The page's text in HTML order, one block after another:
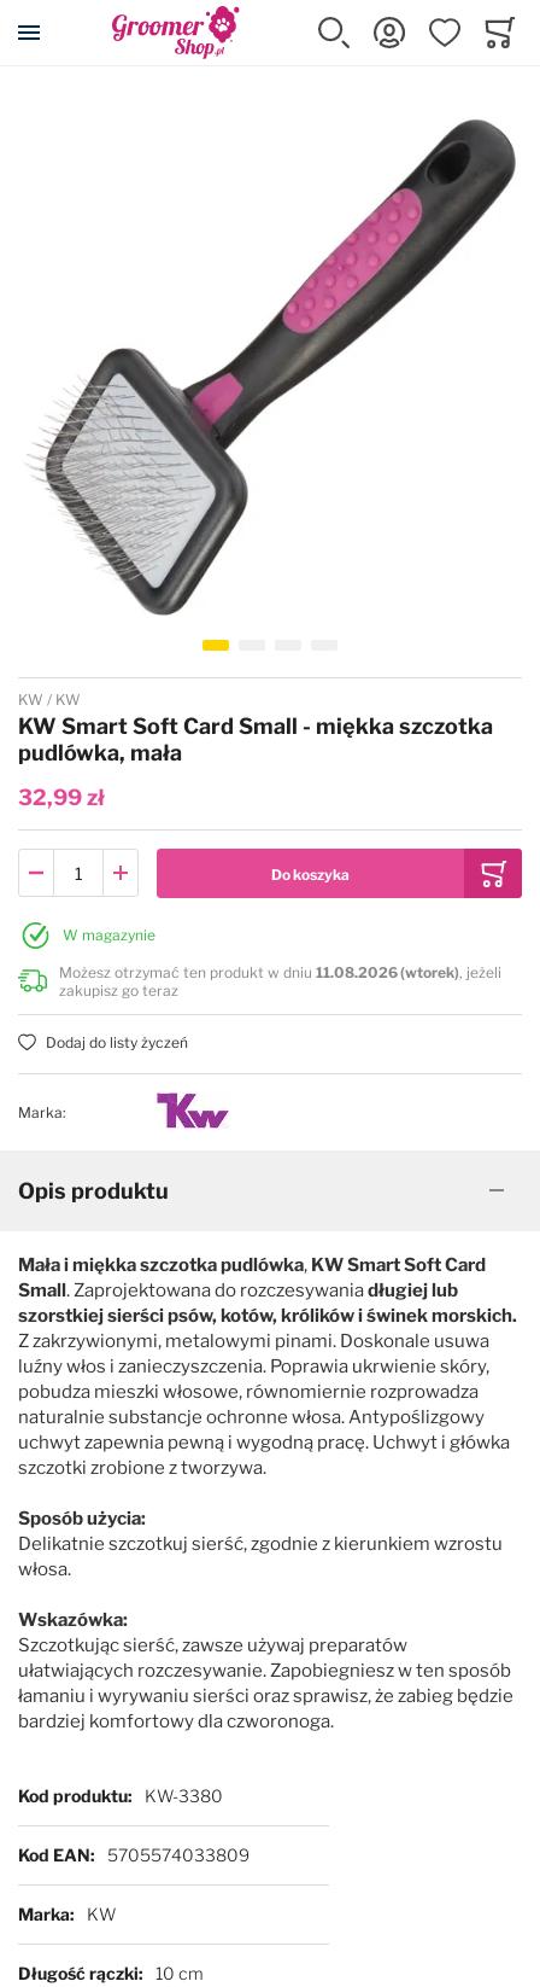
Przejdź na stronę główną
Szukaj Zaloguj sięUlubione
Przejdź na początek galerii
KW KW
KW Smart Soft Card Small - miękka szczotka
pudlówka, mała
32,99 zł
W magazynie
Możesz otrzymać ten produkt w dniu 11.08.2026 (wtorek), jeżeli
zakupisz go teraz
Dodaj do listy życzeń
Marka:
Opis produktu
Mała i miękka szczotka pudlówka, KW Smart Soft Card
Small. Zaprojektowana do rozczesywaniadługiej lub
szorstkiej sierści psów, kotów, królików i świnek morskich.
Z zakrzywionymi, metalowymi pinami. Doskonale usuwa
luźny włos i zanieczyszczenia. Poprawia ukrwienie skóry,
pobudza mieszki włosowe, równomiernie rozprowadza
naturalnie substancje ochronne włosa. Antypoślizgowy
uchwyt zapewnia pewną i wygodną pracę. Uchwyt i główka
szczotki zrobione z tworzywa.
Sposób użycia:
Delikatnie szczotkuj sierść, zgodnie z kierunkiem wzrostu
włosa.
Wskazówka:
Szczotkując sierść, zawsze używaj preparatów
ułatwiających rozczesywanie. Zapobiegniesz w ten sposób
łamaniu i wyrywaniu sierści oraz sprawisz, że zabieg będzie
bardziej komfortowy dla czworonoga.
Więcej informacji
Kod produktu KW-3380
Kod EAN 5705574033809
Marka KW
Długość rączki 10 cm